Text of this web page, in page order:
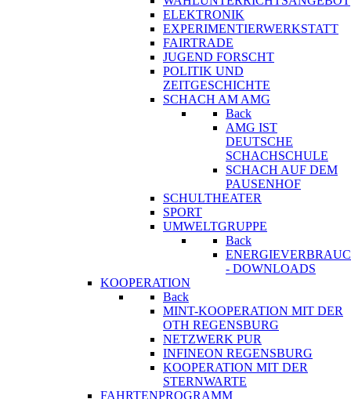
ELEKTRONIK
EXPERIMENTIERWERKSTATT
FAIRTRADE
JUGEND FORSCHT
POLITIK UND
ZEITGESCHICHTE
SCHACH AM AMG
Back
AMG IST
DEUTSCHE
SCHACHSCHULE
SCHACH AUF DEM
PAUSENHOF
SCHULTHEATER
SPORT
UMWELTGRUPPE
Back
- DOWNLOADS
KOOPERATION
Back
MINT-KOOPERATION MIT DER
OTH REGENSBURG
NETZWERK PUR
INFINEON REGENSBURG
KOOPERATION MIT DER
STERNWARTE
FAHRTENPROGRAMM